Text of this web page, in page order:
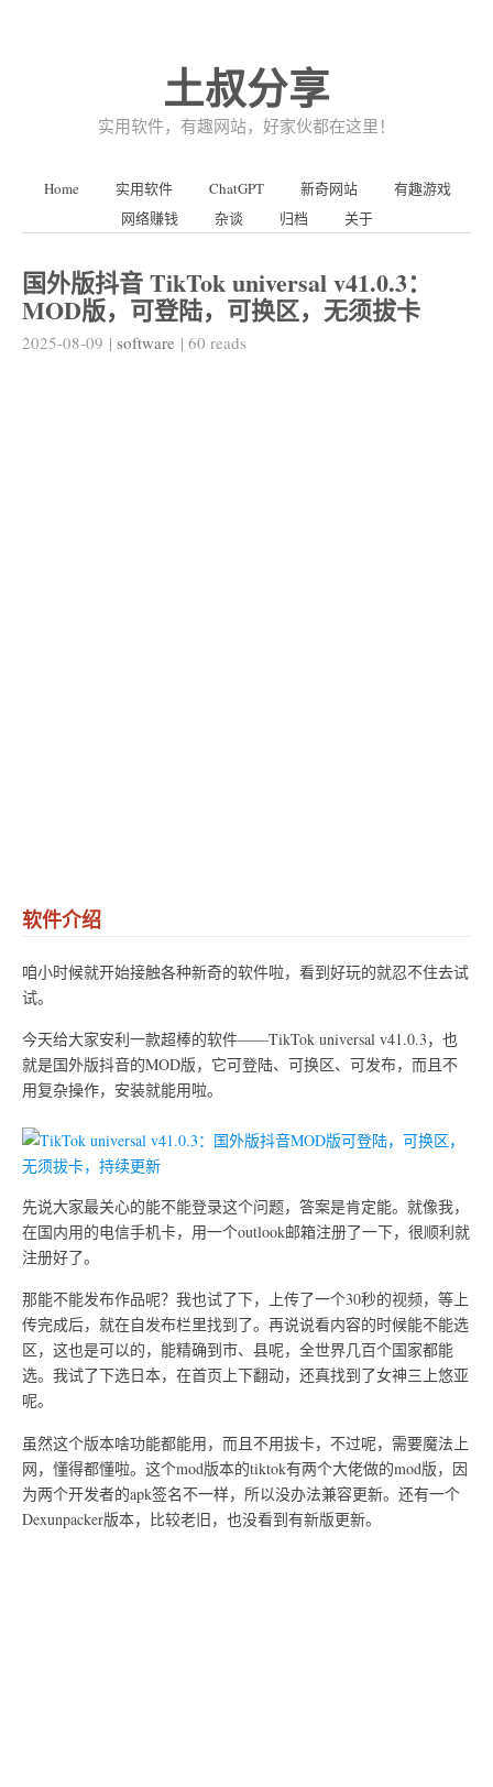
土叔分享
实用软件，有趣网站，好家伙都在这里！
Home 实用软件 ChatGPT 新奇网站
有趣游戏
网络赚钱
杂谈 归档 关于
国外版抖音 TikTok universal v41.0.3：
MOD版，可登陆，可换区，无须拔卡
2025-08-09 | software | 60 reads
软件介绍
咱小时候就开始接触各种新奇的软件啦，看到好玩的就忍不住去试
试。
今天给大家安利一款超棒的软件——TikTok universal v41.0.3，也
就是国外版抖音的MOD版，它可登陆、可换区、可发布，而且不
用复杂操作，安装就能用啦。
先说大家最关心的能不能登录这个问题，答案是肯定能。就像我，
在国内用的电信手机卡，用一个outlook邮箱注册了一下，很顺利就
注册好了。
那能不能发布作品呢？我也试了下，上传了一个30秒的视频，等上
传完成后，就在自发布栏里找到了。再说说看内容的时候能不能选
区，这也是可以的，能精确到市、县呢，全世界几百个国家都能
选。我试了下选日本，在首页上下翻动，还真找到了女神三上悠亚
呢。
虽然这个版本啥功能都能用，而且不用拔卡，不过呢，需要魔法上
网，懂得都懂啦。这个mod版本的tiktok有两个大佬做的mod版，因
为两个开发者的apk签名不一样，所以没办法兼容更新。还有一个
Dexunpacker版本，比较老旧，也没看到有新版更新。